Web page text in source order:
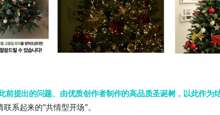
前提出的问题、由优质创作者制作的高品质圣诞树，以此作为
系起来的“共情型开场”。